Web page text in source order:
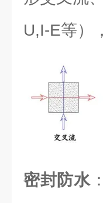
U,I-E等）
密封防水